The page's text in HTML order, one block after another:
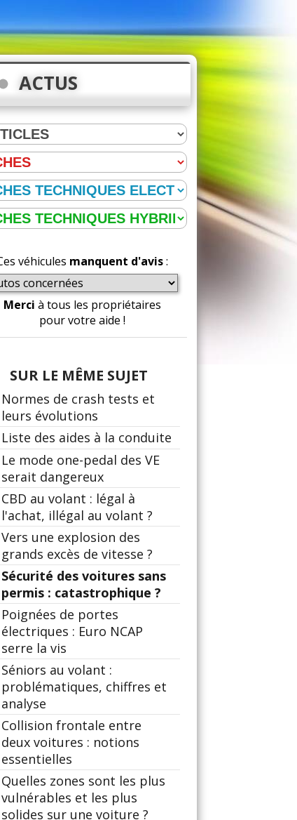
ACTUS
véhicules manquent d'avis:
Merci à tous les propriétaires
pour votre aide !
SUR LE MÊME SUJET
Normes de crash tests et
leurs évolutions
Liste des aides à la conduite
Le mode one-pedal des VE
serait dangereux
CBD au volant : légal à
l'achat, illégal au volant ?
Vers une explosion des
grands excès de vitesse ?
Sécurité des voitures sans
permis : catastrophique ?
Poignées de portes
électriques : Euro NCAP
serre la vis
Séniors au volant :
problématiques, chiffres et
analyse
Collision frontale entre
deux voitures : notions
essentielles
Quelles zones sont les plus
vulnérables et les plus
solides sur une voiture ?